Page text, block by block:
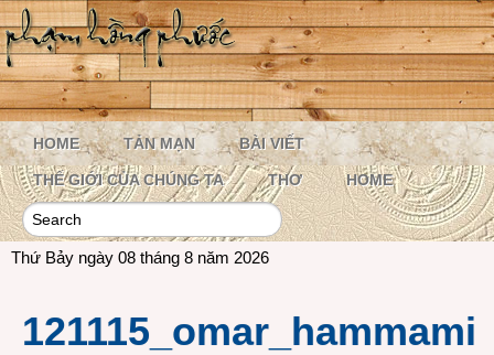
HOME TẢN MẠN BÀI VIẾT
THẾ GIỚI CỦA CHÚNG TA THƠ HOME
Thứ Bảy ngày 08 tháng 8 năm 2026
121115_omar_hammami